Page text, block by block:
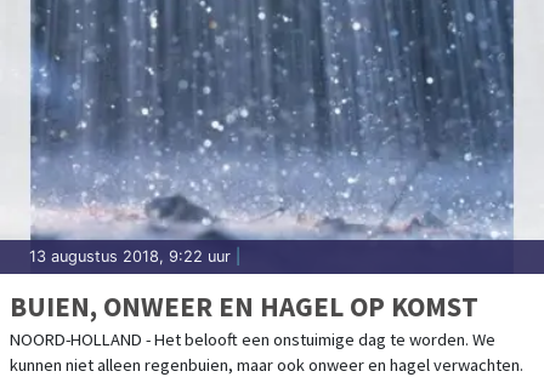
13 augustus 2018, 9:22 uur
BUIEN, ONWEER EN HAGEL OP KOMST
NOORD-HOLLAND - Het belooft een onstuimige dag te worden. We
kunnen niet alleen regenbuien, maar ook onweer en hagel verwachten.